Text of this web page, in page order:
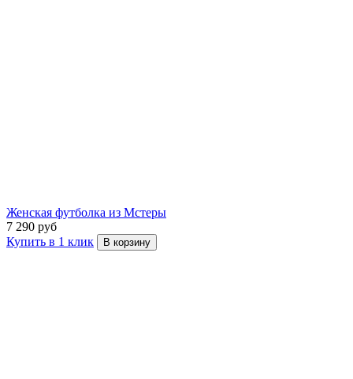
Женская футболка из Мстеры
7 290 руб
Купить в 1 клик
В корзину